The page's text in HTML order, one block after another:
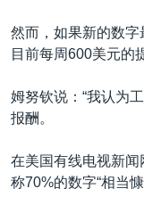
然而，如果新的数
目前每周600美元的
姆努钦说：“我认为
报酬。
在美国有线电视新
称70%的数字“相当慷